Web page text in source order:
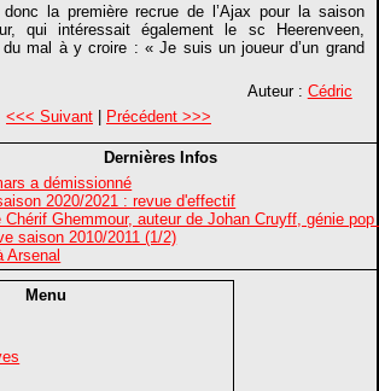
la première recrue de l’Ajax pour la saison
qui intéressait également le sc Heerenveen,
mal à y croire : « Je suis un joueur d’un grand
Auteur : Cédric
<<< Suivant| Précédent >>>
Dernières Infos
a démissionné
2020/2021 : revue d'effectif
Chérif Ghemmour, auteur de Johan Cruyff, génie
saison 2010/2011 (1/2)
Arsenal
Menu